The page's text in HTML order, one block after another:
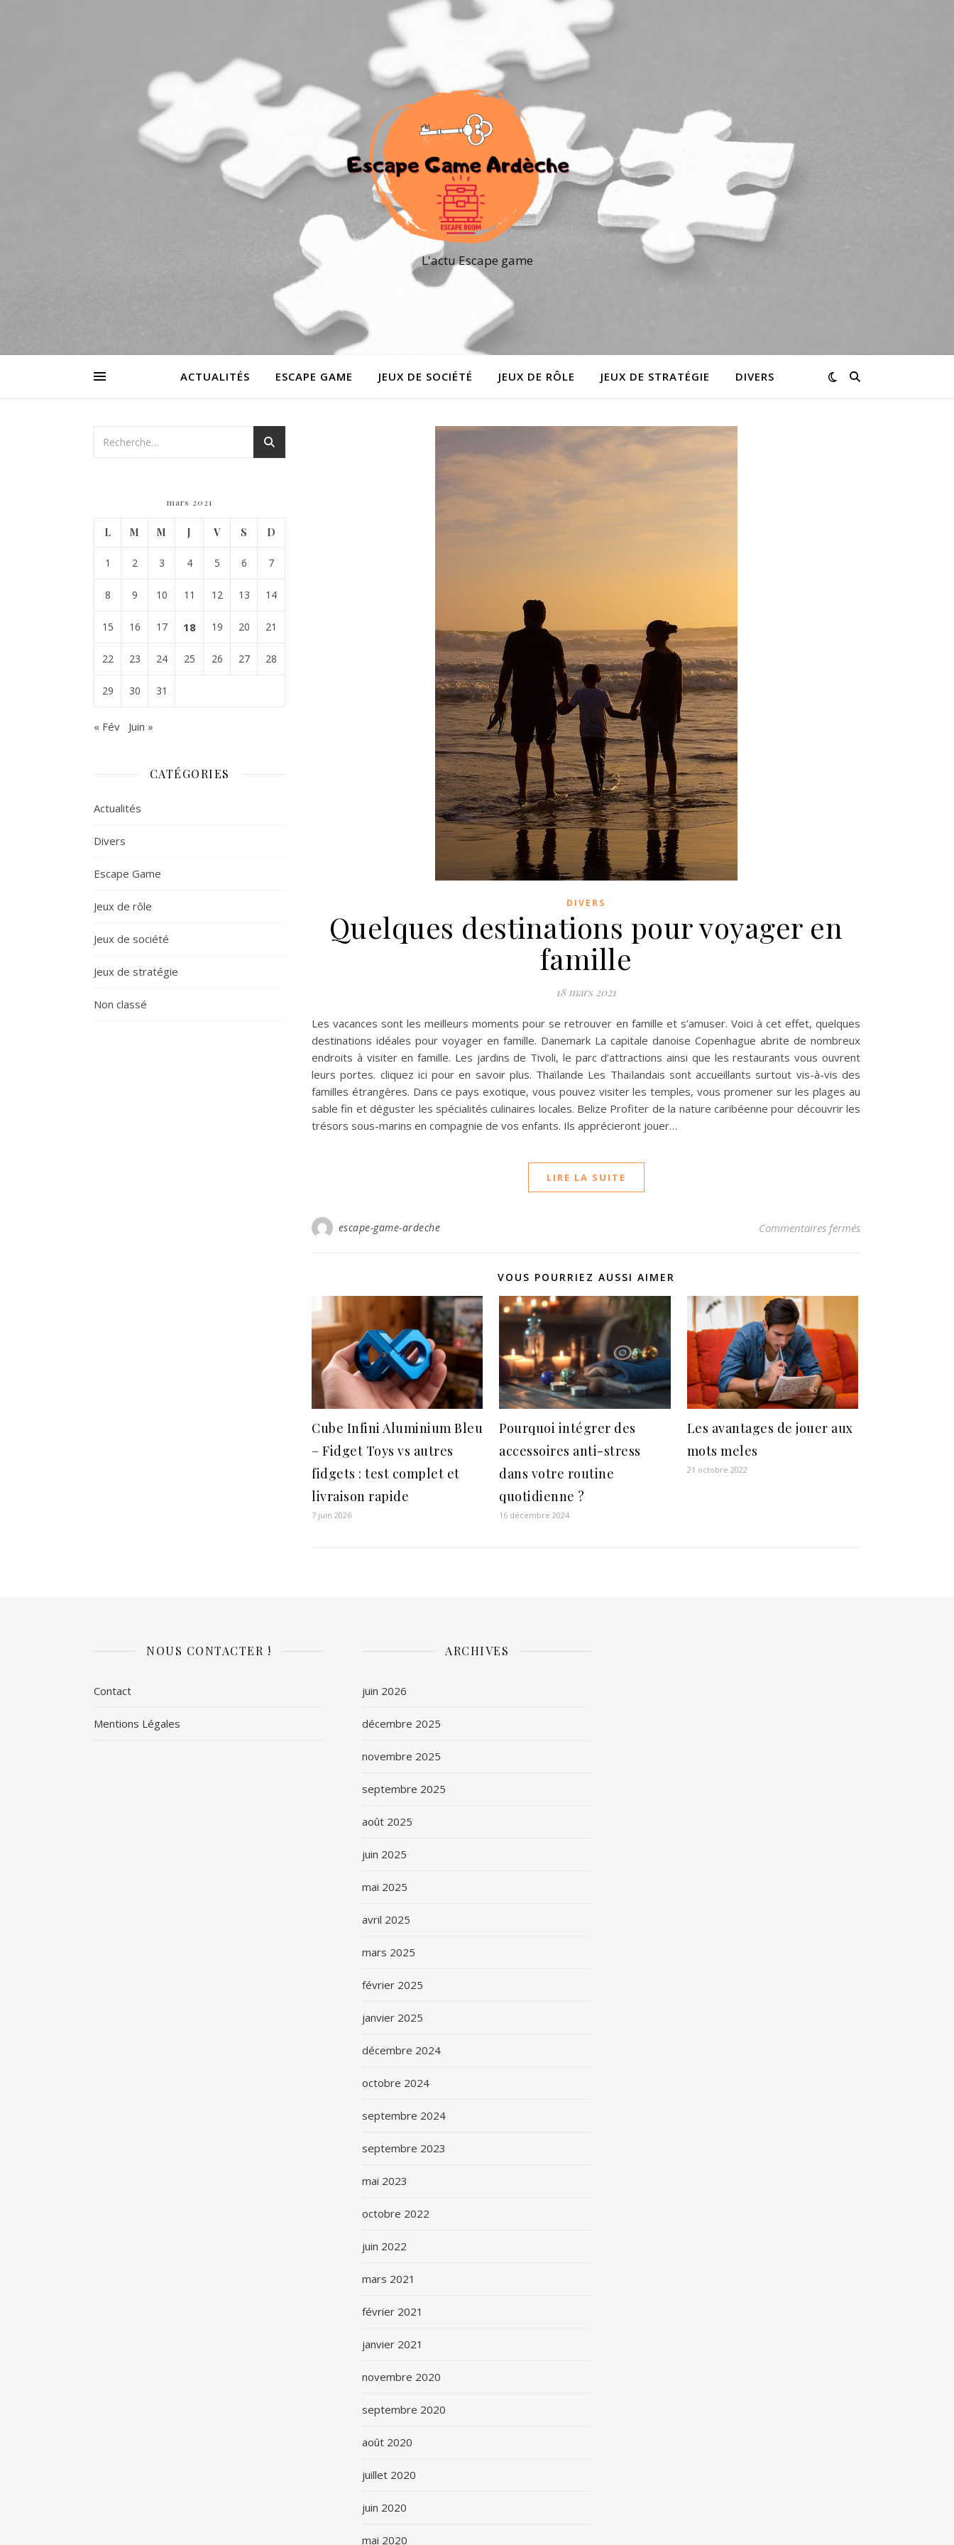
L'actu Escape game
ACTUALITÉS ESCAPE GAME JEUX DE SOCIÉTÉ JEUX DE RÔLE JEUX DE STRATÉGIE DIVERS
mars 2021
L M M J V S D
1 2 3 4 5 6 7
8 9 10 11 12 13 14
15 16 17 18 19 20 21
22 23 24 25 26 27 28
29 30 31
« Fév Juin »
CATÉGORIES
Actualités
Divers
Escape Game
Jeux de rôle
Jeux de société
Jeux de stratégie
Non classé
DIVERS
Quelques destinations pour voyager en
famille
18 mars 2021
Les vacances sont les meilleurs moments pour se retrouver en famille et s’amuser. Voici à cet effet, quelques
destinations idéales pour voyager en famille. Danemark La capitale danoise Copenhague abrite de nombreux
endroits à visiter en famille. Les jardins de Tivoli, le parc d’attractions ainsi que les restaurants vous ouvrent
leurs portes. cliquez ici pour en savoir plus. Thaïlande Les Thaïlandais sont accueillants surtout vis-à-vis des
familles étrangères. Dans ce pays exotique, vous pouvez visiter les temples, vous promener sur les plages au
sable fin et déguster les spécialités culinaires locales. Belize Profiter de la nature caribéenne pour découvrir les
trésors sous-marins en compagnie de vos enfants. Ils apprécieront jouer…
LIRE LA SUITE
escape-game-ardeche Commentaires ferméssur Quelques
VOUS POURRIEZ AUSSI AIMER
Cube Infini Aluminium Bleu
– Fidget Toys vs autres
fidgets : test complet et
livraison rapide
7 juin 2026
Pourquoi intégrer des
accessoires anti-stress
dans votre routine
quotidienne ?
16 décembre 2024
Les avantages de jouer aux
mots meles
21 octobre 2022
NOUS CONTACTER !
Contact
Mentions Légales
ARCHIVES
juin 2026
décembre 2025
novembre 2025
septembre 2025
août 2025
juin 2025
mai 2025
avril 2025
mars 2025
février 2025
janvier 2025
décembre 2024
octobre 2024
septembre 2024
septembre 2023
mai 2023
octobre 2022
juin 2022
mars 2021
février 2021
janvier 2021
novembre 2020
septembre 2020
août 2020
juillet 2020
juin 2020
mai 2020